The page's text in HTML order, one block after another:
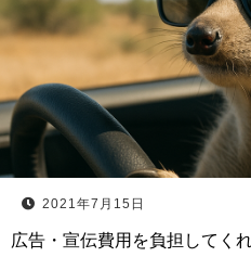
2021年7月15日
広告・宣伝費用を負担してく